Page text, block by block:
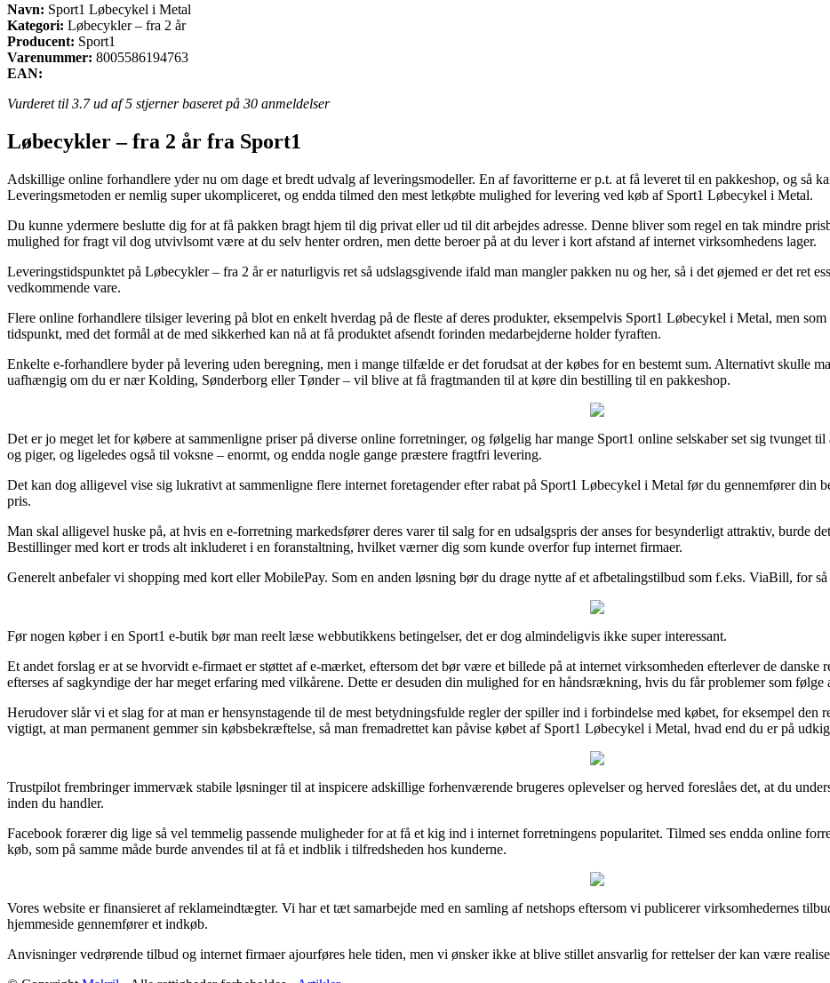
Navn: Sport1 Løbecykel i Metal
Kategori: Løbecykler – fra 2 år
Producent: Sport1
Varenummer: 8005586194763
EAN:
Vurderet til 3.7ud af 5 stjerner baseret på 30 anmeldelser
Løbecykler – fra 2 år fra Sport1
Adskillige online forhandlere yder nu om dage et bredt udvalg af leveringsmodeller. En af favoritterne er p.t. at få leveret til en pakkeshop, og så
Leveringsmetoden er nemlig super ukompliceret, og endda tilmed den mest letkøbte mulighed for levering ved køb af Sport1 Løbecykel i Metal.
Du kunne ydermere beslutte dig for at få pakken bragt hjem til dig privat eller ud til dit arbejdes adresse. Denne bliver som regel en tak mindre
mulighed for fragt vil dog utvivlsomt være at du selv henter ordren, men dette beroer på at du lever i kort afstand af internet virksomhedens lager.
Leveringstidspunktet på Løbecykler – fra 2 år er naturligvis ret så udslagsgivende ifald man mangler pakken nu og her, så i det øjemed er det ret
vedkommende vare.
Flere online forhandlere tilsiger levering på blot en enkelt hverdag på de fleste af deres produkter, eksempelvis Sport1 Løbecykel i Metal, men
tidspunkt, med det formål at de med sikkerhed kan nå at få produktet afsendt forinden medarbejderne holder fyraften.
Enkelte e-forhandlere byder på levering uden beregning, men i mange tilfælde er det forudsat at der købes for en bestemt sum. Alternativt skulle
uafhængig om du er nær Kolding, Sønderborg eller Tønder – vil blive at få fragtmanden til at køre din bestilling til en pakkeshop.
Det er jo meget let for købere at sammenligne priser på diverse online forretninger, og følgelig har mange Sport1 online selskaber set sig tvunget
og piger, og ligeledes også til voksne – enormt, og endda nogle gange præstere fragtfri levering.
Det kan dog alligevel vise sig lukrativt at sammenligne flere internet foretagender efter rabat på Sport1 Løbecykel i Metal før du gennemfører din
pris.
Man skal alligevel huske på, at hvis en e-forretning markedsfører deres varer til salg for en udsalgspris der anses for besynderligt attraktiv, burde
Bestillinger med kort er trods alt inkluderet i en foranstaltning, hvilket værner dig som kunde overfor fup internet firmaer.
Generelt anbefaler vi shopping med kort eller MobilePay. Som en anden løsning bør du drage nytte af et afbetalingstilbud som f.eks. ViaBill, for
Før nogen køber i en Sport1 e-butik bør man reelt læse webbutikkens betingelser, det er dog almindeligvis ikke super interessant.
Et andet forslag er at se hvorvidt e-firmaet er støttet af e-mærket, eftersom det bør være et billede på at internet virksomheden efterlever de
efterses af sagkyndige der har meget erfaring med vilkårene. Dette er desuden din mulighed for en håndsrækning, hvis du får problemer som følge
Herudover slår vi et slag for at man er hensynstagende til de mest betydningsfulde regler der spiller ind i forbindelse med købet, for eksempel den
vigtigt, at man permanent gemmer sin købsbekræftelse, så man fremadrettet kan påvise købet af Sport1 Løbecykel i Metal, hvad end du er på
Trustpilot frembringer immervæk stabile løsninger til at inspicere adskillige forhenværende brugeres oplevelser og herved foreslåes det, at du
inden du handler.
Facebook forærer dig lige så vel temmelig passende muligheder for at få et kig ind i internet forretningens popularitet. Tilmed ses endda online
køb, som på samme måde burde anvendes til at få et indblik i tilfredsheden hos kunderne.
Vores website er finansieret af reklameindtægter. Vi har et tæt samarbejde med en samling af netshops eftersom vi publicerer virksomhedernes
hjemmeside gennemfører et indkøb.
Anvisninger vedrørende tilbud og internet firmaer ajourføres hele tiden, men vi ønsker ikke at blive stillet ansvarlig for rettelser der kan være